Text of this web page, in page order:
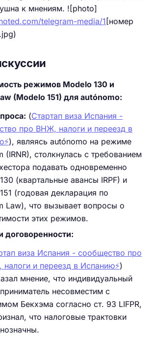
к мнениям. ![photo]
telegram-media/1 [номер
режимов Modelo 130 и
(Modelo 151) для autónomo:
(Стартап виза Испания -
про ВНЖ, налоги и переезд в
), являясь autónomo на режиме
(IRNR), столкнулась с требованием
подавать одновременно
(квартальные авансы IRPF) и
(годовая декларация по
Law), что вызывает вопросы о
этих режимов.
договоренности:
виза Испания - сообщество про
и переезд в Испанию⚡️)
мнение, что индивидуальный
несовместим с
Бекхэма согласно ст. 93 LIFPR,
что налоговые трактовки